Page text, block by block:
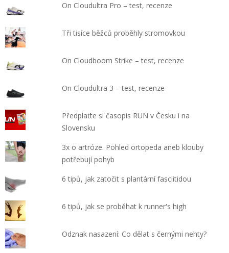
On Cloudultra Pro – test, recenze
Tři tisíce běžců proběhly stromovkou
On Cloudboom Strike – test, recenze
On Cloudultra 3 – test, recenze
Předplaťte si časopis RUN v Česku i na
Slovensku
3x o artróze. Pohled ortopeda aneb klouby
potřebují pohyb
6 tipů, jak zatočit s plantární fasciitidou
6 tipů, jak se proběhat k runner's high
Odznak nasazení: Co dělat s černými nehty?